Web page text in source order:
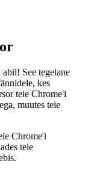
See tegelane
kes
teie Chrome'i
muutes teie
Chrome'i
teie